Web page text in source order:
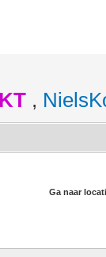
,
Ga naar